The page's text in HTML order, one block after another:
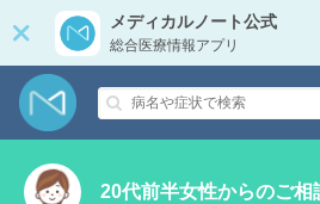
メディカルノート公式
総合医療情報アプリ
20代前半女性からのご相